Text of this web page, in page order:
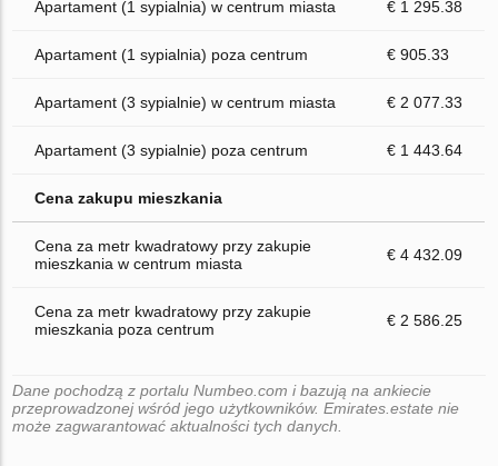
Apartament (1 sypialnia) w centrum miasta € 1 295.38
Apartament (1 sypialnia) poza centrum € 905.33
Apartament (3 sypialnie) w centrum miasta € 2 077.33
Apartament (3 sypialnie) poza centrum € 1 443.64
Cena zakupu mieszkania
Cena za metr kwadratowy przy zakupie
mieszkania w centrum miasta
€ 4 432.09
Cena za metr kwadratowy przy zakupie
mieszkania poza centrum
€ 2 586.25
Dane pochodzą z portalu Numbeo.com i bazują na ankiecie
przeprowadzonej wśród jego użytkowników. Emirates.estate nie
może zagwarantować aktualności tych danych.